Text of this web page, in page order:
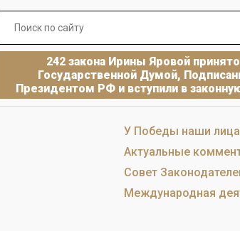
242 закона Ирины Яровой принято
Государственной Думой,
Президентом РФ и вступили в
У Победы наши лица
Актуальные
Совет
Международная